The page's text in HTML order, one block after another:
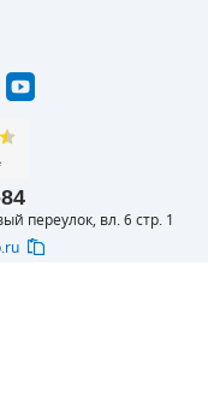
переулок, вл. 6 стр. 1